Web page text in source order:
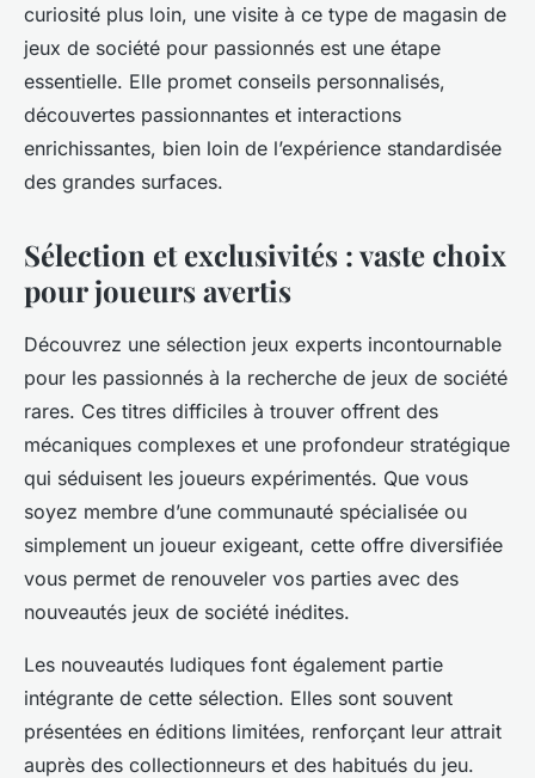
curiosité plus loin, une visite à ce type de magasin de
jeux de société pour passionnés est une étape
essentielle. Elle promet conseils personnalisés,
découvertes passionnantes et interactions
enrichissantes, bien loin de l’expérience standardisée
des grandes surfaces.
Sélection et exclusivités : vaste choix
pour joueurs avertis
Découvrez une sélection jeux experts incontournable
pour les passionnés à la recherche de jeux de société
rares. Ces titres difficiles à trouver offrent des
mécaniques complexes et une profondeur stratégique
qui séduisent les joueurs expérimentés. Que vous
soyez membre d’une communauté spécialisée ou
simplement un joueur exigeant, cette offre diversifiée
vous permet de renouveler vos parties avec des
nouveautés jeux de société inédites.
Les nouveautés ludiques font également partie
intégrante de cette sélection. Elles sont souvent
présentées en éditions limitées, renforçant leur attrait
auprès des collectionneurs et des habitués du jeu.